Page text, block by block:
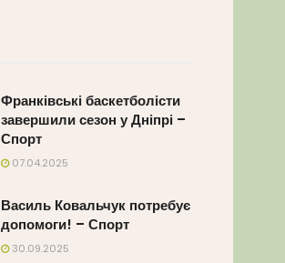
Франківські баскетболісти
завершили сезон у Дніпрі –
Спорт
07.04.2025
Василь Ковальчук потребує
допомоги! – Спорт
30.09.2025